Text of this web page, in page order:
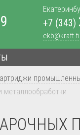
+7 (343)
ekb@kraft-